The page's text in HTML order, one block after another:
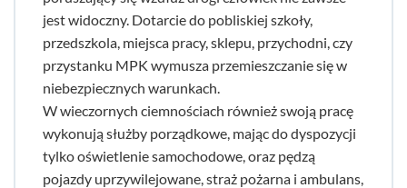
jest widoczny. Dotarcie do pobliskiej szkoły,
przedszkola, miejsca pracy, sklepu, przychodni, czy
przystanku MPK wymusza przemieszczanie się w
niebezpiecznych warunkach.
W wieczornych ciemnościach również swoją pracę
wykonują służby porządkowe, mając do dyspozycji
tylko oświetlenie samochodowe, oraz pędzą
pojazdy uprzywilejowane, straż pożarna i ambulans,